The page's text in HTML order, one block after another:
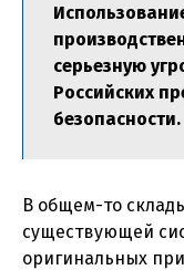
серьезную
Российских
безопасности.
В общем-то
существующей
оригинальных